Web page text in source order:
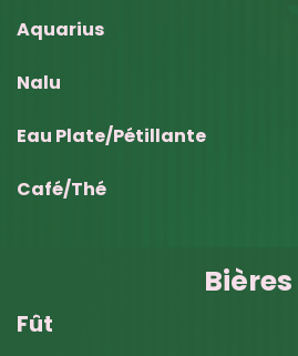
Aquarius
Nalu
Eau Plate/Pétillante
Café/Thé
Bières
Fût